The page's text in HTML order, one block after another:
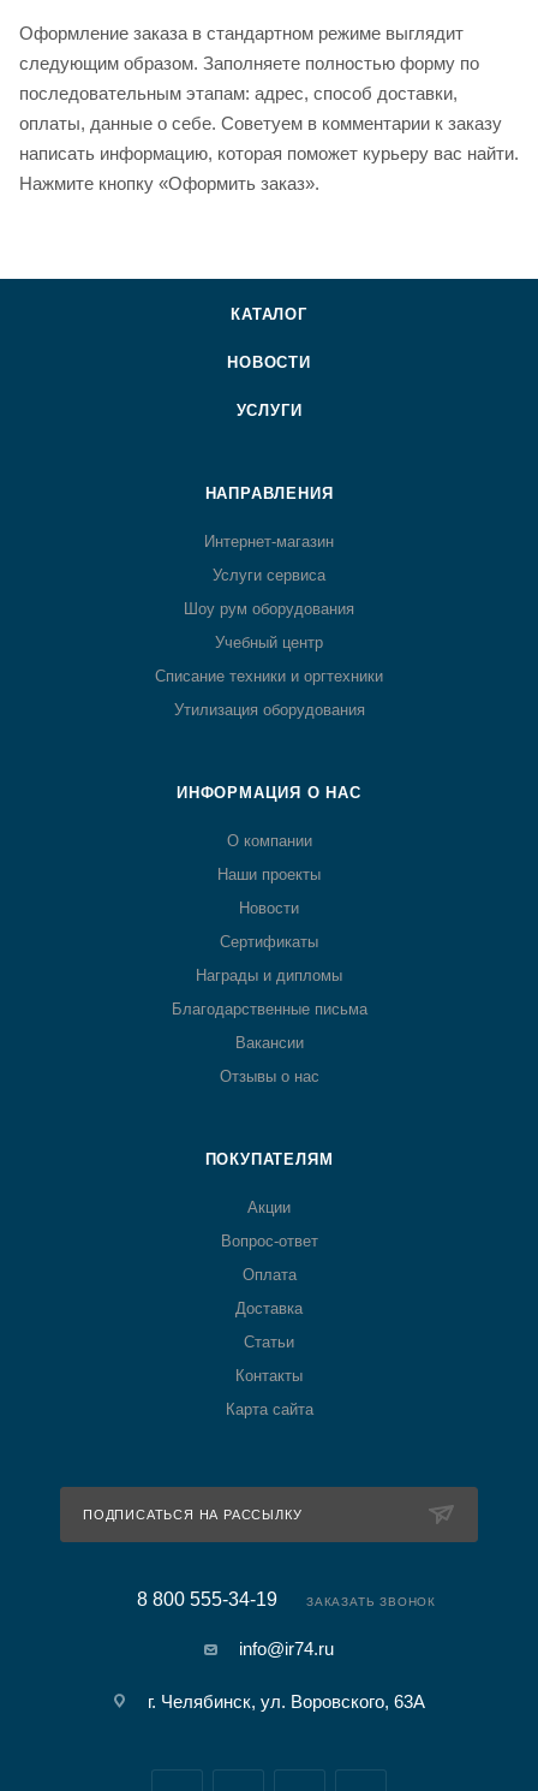
Оформление заказа в стандартном режиме выглядит
следующим образом. Заполняете полностью форму по
последовательным этапам: адрес, способ доставки,
оплаты, данные о себе. Советуем в комментарии к заказу
написать информацию, которая поможет курьеру вас найти.
Нажмите кнопку «Оформить заказ».
КАТАЛОГ
НОВОСТИ
УСЛУГИ
НАПРАВЛЕНИЯ
Интернет-магазин
Услуги сервиса
Шоу рум оборудования
Учебный центр
Списание техники и оргтехники
Утилизация оборудования
ИНФОРМАЦИЯ О НАС
О компании
Наши проекты
Новости
Сертификаты
Награды и дипломы
Благодарственные письма
Вакансии
Отзывы о нас
ПОКУПАТЕЛЯМ
Акции
Вопрос-ответ
Оплата
Доставка
Статьи
Контакты
Карта сайта
ПОДПИСАТЬСЯ НА РАССЫЛКУ
8 800 555-34-19 ЗАКАЗАТЬ ЗВОНОК
info@ir74.ru
г. Челябинск, ул. Воровского, 63А